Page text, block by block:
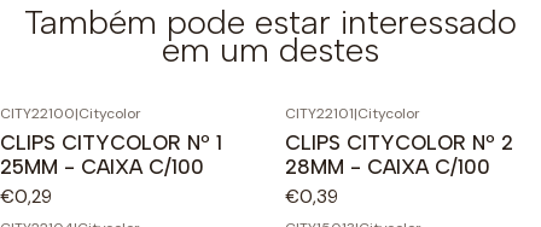
Também pode estar interessado
em um destes
CITY22100|Citycolor
CLIPS CITYCOLOR Nº 1
25MM - CAIXA C/100
€0,29
CITY22101|Citycolor
CLIPS CITYCOLOR Nº 2
28MM - CAIXA C/100
€0,39